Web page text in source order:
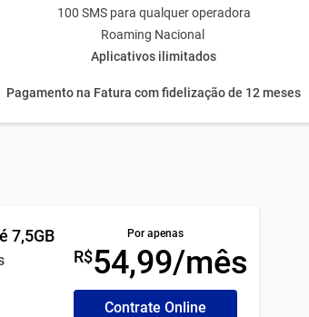
100 SMS para qualquer operadora
Roaming Nacional
Aplicativos ilimitados
Pagamento na Fatura com fidelização de 12 meses
7,5GB Por apenas
R$54,99/mês
Contrate Online